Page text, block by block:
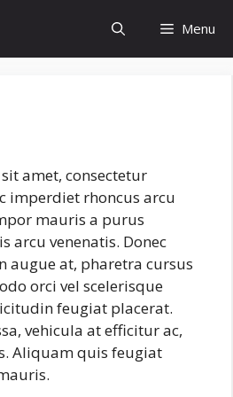
Menu
amet, consectetur
imperdiet rhoncus arcu
mauris a purus
arcu venenatis. Donec
augue at, pharetra cursus
orci vel scelerisque
feugiat placerat.
vehicula at efficitur ac,
Aliquam quis feugiat